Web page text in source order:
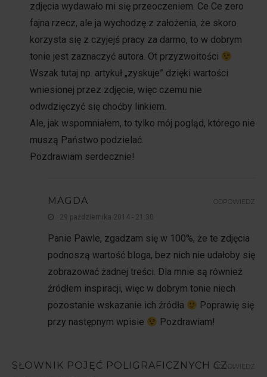
zdjęcia wydawało mi się przeoczeniem. Ce Ce zero
fajna rzecz, ale ja wychodzę z założenia, że skoro
korzysta się z czyjejś pracy za darmo, to w dobrym
tonie jest zaznaczyć autora. Ot przyzwoitości
Wszak tutaj np. artykuł „zyskuje” dzięki wartości
wniesionej przez zdjęcie, więc czemu nie
odwdzięczyć się choćby linkiem.
Ale, jak wspomniałem, to tylko mój pogląd, którego nie
muszą Państwo podzielać.
Pozdrawiam serdecznie!
MAGDA
29 października 2014 - 21:30
Panie Pawle, zgadzam się w 100%, że te zdjęcia
podnoszą wartość bloga, bez nich nie udałoby się
zobrazować żadnej treści. Dla mnie są również
źródłem inspiracji, więc w dobrym tonie niech
pozostanie wskazanie ich źródła
Poprawię się
przy następnym wpisie
Pozdrawiam!
ODPOWIEDZ
SŁOWNIK POJĘĆ POLIGRAFICZNYCH CZ...ODPOWIEDZ